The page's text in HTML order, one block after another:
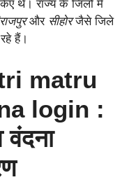
थे। राज्य के जिलों में
और सीहोरजैसे जिले
हैं।
matru
login :
वंदना